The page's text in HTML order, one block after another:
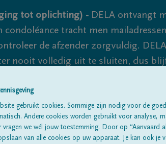
tot oplichting) - DELA ontvangt
tracht men
de afzender zorgvuldig.
nooit volledig uit te sluiten, dus
Alle
gebruikt cookies. Sommige zijn nodig voor de
Andere cookies worden gebruikt voor analyse,
vragen we wél jouw toestemming. Door op “Aanvaard
van alle cookies op uw apparaat. Je kan ook je